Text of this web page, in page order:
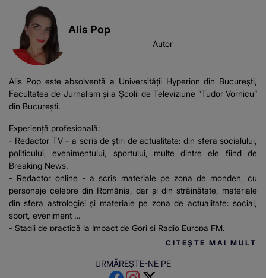
Alis Pop
Autor
Alis Pop este absolventă a Universității Hyperion din București,
Facultatea de Jurnalism și a Școlii de Televiziune ”Tudor Vornicu”
din București.
Experiență profesională:
- Redactor TV – a scris de știri de actualitate: din sfera socialului,
politicului, evenimentului, sportului, multe dintre ele fiind de
Breaking News.
- Redactor online - a scris materiale pe zona de monden, cu
personaje celebre din România, dar și din străinătate, materiale
din sfera astrologiei și materiale pe zona de actualitate: social,
sport, eveniment
- Stagii de practică la Impact de Gorj și Radio Europa FM.
CITEȘTE MAI MULT
URMĂREȘTE-NE PE